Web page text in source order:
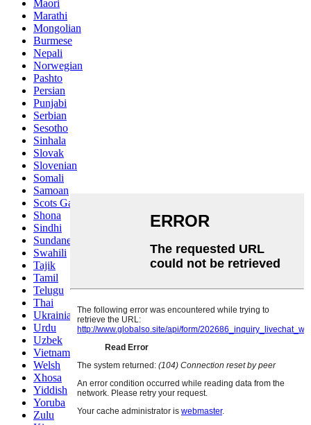
Maori
Marathi
Mongolian
Burmese
Nepali
Norwegian
Pashto
Persian
Punjabi
Serbian
Sesotho
Sinhala
Slovak
Slovenian
Somali
Samoan
Scots Gaelic
Shona
Sindhi
Sundanese
Swahili
Tajik
Tamil
Telugu
Thai
Ukrainian
Urdu
Uzbek
Vietnamese
Welsh
Xhosa
Yiddish
Yoruba
Zulu